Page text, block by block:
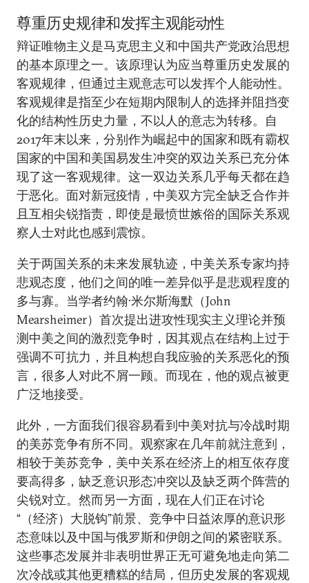
尊重历史规律和发挥主观能动性
辩证唯物主义是马克思主义和中国共产党政治思想
的基本原理之一。该原理认为应当尊重历史发展的
客观规律，但通过主观意志可以发挥个人能动性。
客观规律是指至少在短期内限制人的选择并阻挡变
化的结构性历史力量，不以人的意志为转移。自
2017年末以来，分别作为崛起中的国家和既有霸权
国家的中国和美国易发生冲突的双边关系已充分体
现了这一客观规律。这一双边关系几乎每天都在趋
于恶化。面对新冠疫情，中美双方完全缺乏合作并
且互相尖锐指责，即使是最愤世嫉俗的国际关系观
察人士对此也感到震惊。
关于两国关系的未来发展轨迹，中美关系专家均持
悲观态度，他们之间的唯一差异似乎是悲观程度的
多与寡。当学者约翰·米尔斯海默（John
Mearsheimer）首次提出进攻性现实主义理论并预
测中美之间的激烈竞争时，因其观点在结构上过于
强调不可抗力，并且构想自我应验的关系恶化的预
言，很多人对此不屑一顾。而现在，他的观点被更
广泛地接受。
此外，一方面我们很容易看到中美对抗与冷战时期
的美苏竞争有所不同。观察家在几年前就注意到，
相较于美苏竞争，美中关系在经济上的相互依存度
要高得多，缺乏意识形态冲突以及缺乏两个阵营的
尖锐对立。然而另一方面，现在人们正在讨论
“（经济）大脱钩”前景、竞争中日益浓厚的意识形
态意味以及中国与俄罗斯和伊朗之间的紧密联系。
这些事态发展并非表明世界正无可避免地走向第二
次冷战或其他更糟糕的结局，但历史发展的客观规